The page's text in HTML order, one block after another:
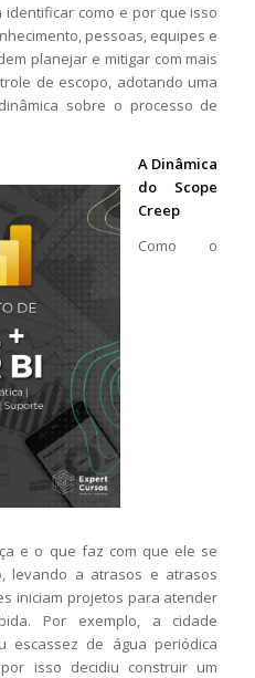
identificar como e por que isso
pessoas, equipes e
planejar e mitigar com mais
de escopo, adotando uma
sobre o processo de
A Dinâmica
do Scope
Creep
Como o
e o que faz com que ele se
levando a atrasos e atrasos
iniciam projetos para atender
Por exemplo, a cidade
escassez de água periódica
isso decidiu construir um